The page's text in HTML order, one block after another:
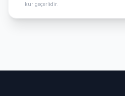
kur geçerlidir.